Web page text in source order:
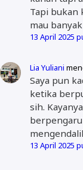
Tapi bukan
mau
13 April 2025
Lia Yuliani
Saya pun
ketika
sih.
13 April 2025